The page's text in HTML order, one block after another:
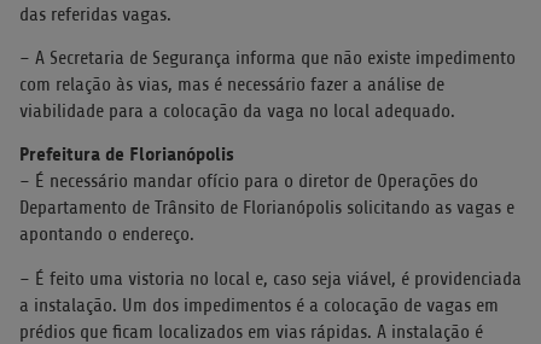
das referidas vagas.
– A Secretaria de Segurança informa que não existe impedimento
com relação às vias, mas é necessário fazer a análise de
viabilidade para a colocação da vaga no local adequado.
Prefeitura de Florianópolis
– É necessário mandar ofício para o diretor de Operações do
Departamento de Trânsito de Florianópolis solicitando as vagas e
apontando o endereço.
– É feito uma vistoria no local e, caso seja viável, é providenciada
a instalação. Um dos impedimentos é a colocação de vagas em
prédios que ficam localizados em vias rápidas. A instalação é